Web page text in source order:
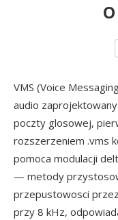
VMS (Voice
audio
poczty glosowej,
rozszerzeniem .vms
pomoca modulacji
— metody
przepustowosci
przy 8 kHz,